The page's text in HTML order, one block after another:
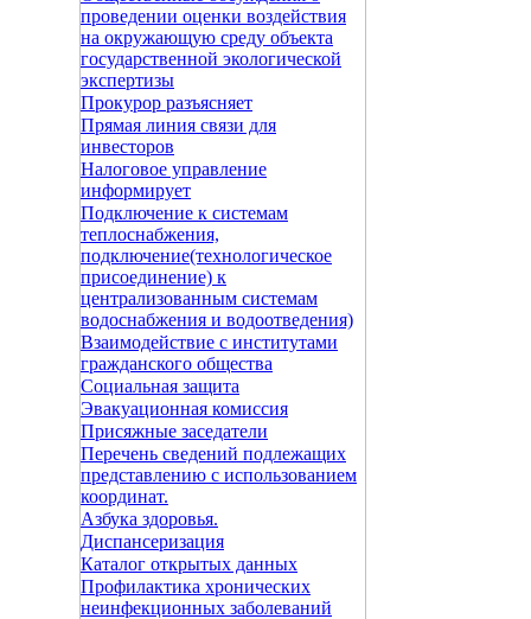
проведении оценки воздействия
на окружающую среду объекта
государственной экологической
экспертизы
Прокурор разъясняет
Прямая линия связи для
инвесторов
Налоговое управление
информирует
Подключение к системам
теплоснабжения,
подключение(технологическое
присоединение) к
централизованным системам
водоснабжения и водоотведения)
Взаимодействие с институтами
гражданского общества
Социальная защита
Эвакуационная комиссия
Присяжные заседатели
Перечень сведений подлежащих
представлению с использованием
координат.
Азбука здоровья.
Диспансеризация
Каталог открытых данных
Профилактика хронических
неинфекционных заболеваний